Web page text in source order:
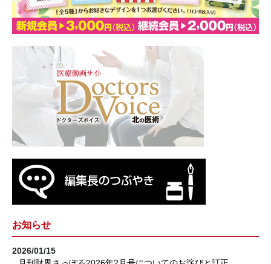
お知らせ
2026/01/15